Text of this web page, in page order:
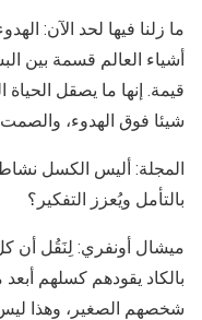
ما زلنا فيها لحد الآن:
أشياء العالم قسمة بين
قيمة. إنها ما يصقل الحياة
شيئا فوق الهدوء،
المجلة: أليس الكسل
بالتأمل ويُعزز التفكير؟
ميشال أونفري: لِنَقُل
بالكاد يقودهم كسلهم
شخصهم الصغير، وهذا